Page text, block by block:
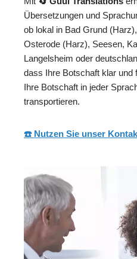
Übersetzungen und
ob lokal in Bad Grund
Osterode (Harz), Seesen,
Langelsheim oder
dass Ihre Botschaft klar und
Ihre Botschaft in jeder
transportieren.
☎️ Nutzen Sie unser